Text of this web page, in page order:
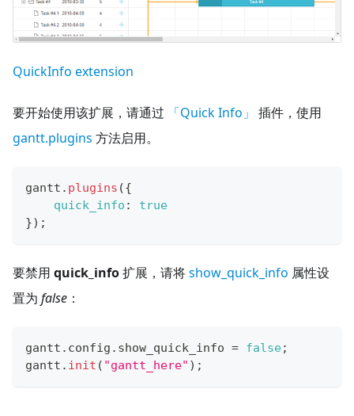
QuickInfo extension
要开始使用该扩展，请通过 「Quick Info」 插件，使用
gantt.plugins 方法启用。
gantt . plugins ({
quick_info :
true
}) ;
要禁用 quick_info扩展，请将show_quick_info 属性设
置为 false ：
gantt . config . show_quick_info = false;
gantt . init ( "gantt_here" ) ;